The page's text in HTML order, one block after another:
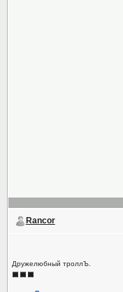
Rancor
Дружелюбный троллЪ.